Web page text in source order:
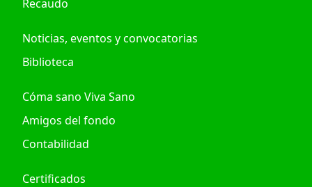
Recaudo
Noticias, eventos y convocatorias
Biblioteca
Cóma sano Viva Sano
Amigos del fondo
Contabilidad
Certificados